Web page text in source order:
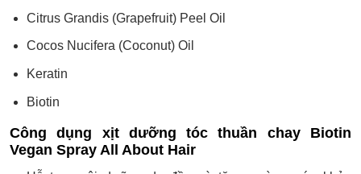
Citrus Grandis (Grapefruit) Peel Oil
Cocos Nucifera (Coconut) Oil
Keratin
Biotin
Công dụng xịt dưỡng tóc thuần chay Biotin
Vegan Spray All About Hair